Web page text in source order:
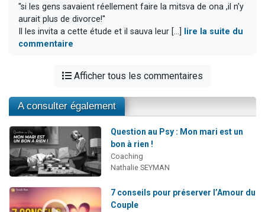
''si les gens savaient réellement faire la mitsva de ona ,il n'y
aurait plus de divorce!''
Il les invita a cette étude et il sauva leur [...]
lire la suite du
commentaire
Afficher tous les commentaires
A consulter également
Question au Psy : Mon mari est un
bon à rien !
Coaching
Nathalie SEYMAN
7 conseils pour préserver l’Amour du
Couple